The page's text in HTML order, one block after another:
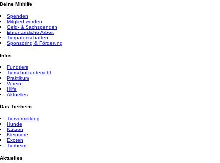
Deine Mithilfe
Spenden
Mitglied werden
Geld- & Sachspenden
Ehrenamtliche Arbeit
Tierpatenschaften
Sponsoring & Förderung
Infos
Fundtiere
Tierschutzunterricht
Praktikum
Verein
Hilfe
Aktuelles
Das Tierheim
Tiervermittlung
Hunde
Katzen
Kleintiere
Exoten
Tierheim
Aktuelles